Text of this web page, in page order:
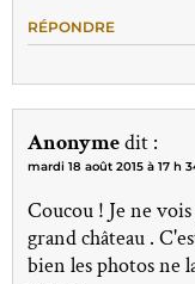
RÉPONDRE
Anonymedit :
mardi 18 août 2015 à 17 h
Coucou ! Je ne
grand château .
bien les photos ne